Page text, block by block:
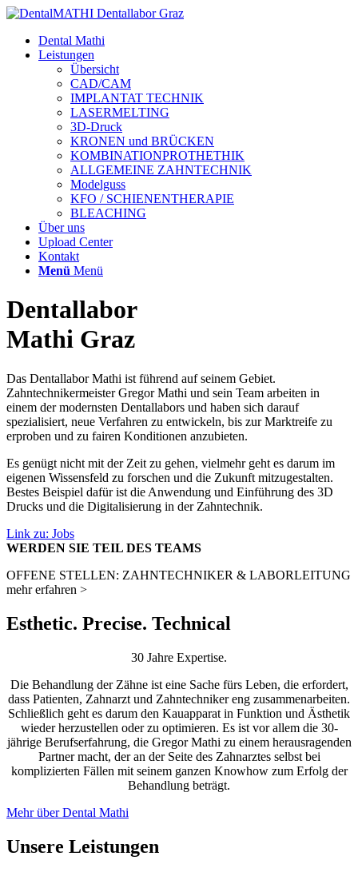
Dental Mathi
Leistungen
Übersicht
CAD/CAM
IMPLANTAT TECHNIK
LASERMELTING
3D-Druck
KRONEN und BRÜCKEN
KOMBINATIONPROTHETHIK
ALLGEMEINE ZAHNTECHNIK
Modelguss
KFO / SCHIENENTHERAPIE
BLEACHING
Über uns
Upload Center
Kontakt
Menü Menü
Dentallabor
Mathi Graz
Das Dentallabor Mathi ist führend auf seinem Gebiet.
Zahntechnikermeister Gregor Mathi und sein Team arbeiten in
einem der modernsten Dentallabors und haben sich darauf
spezialisiert, neue Verfahren zu entwickeln, bis zur Marktreife zu
erproben und zu fairen Konditionen anzubieten.
Es genügt nicht mit der Zeit zu gehen, vielmehr geht es darum im
eigenen Wissensfeld zu forschen und die Zukunft mitzugestalten.
Bestes Beispiel dafür ist die Anwendung und Einführung des 3D
Drucks und die Digitalisierung in der Zahntechnik.
Link zu: Jobs
WERDEN SIE TEIL DES TEAMS
OFFENE STELLEN: ZAHNTECHNIKER & LABORLEITUNG
mehr erfahren >
Esthetic. Precise. Technical
30 Jahre Expertise.
Die Behandlung der Zähne ist eine Sache fürs Leben, die erfordert,
dass Patienten, Zahnarzt und Zahntechniker eng zusammenarbeiten.
Schließlich geht es darum den Kauapparat in Funktion und Ästhetik
wieder herzustellen oder zu optimieren. Es ist vor allem die 30-
jährige Berufserfahrung, die Gregor Mathi zu einem herausragenden
Partner macht, der an der Seite des Zahnarztes selbst bei
komplizierten Fällen mit seinem ganzen Knowhow zum Erfolg der
Behandlung beträgt.
Mehr über Dental Mathi
Unsere Leistungen